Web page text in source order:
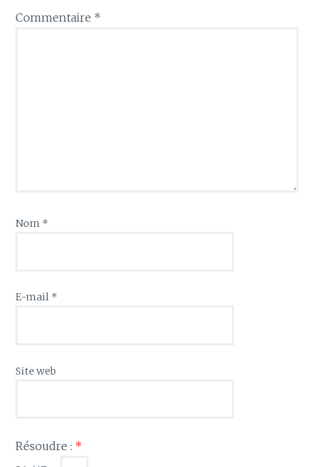
Commentaire *
Nom *
E-mail *
Site web
Résoudre : *